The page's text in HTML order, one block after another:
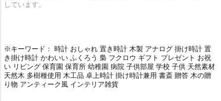
しています。
※キーワード： 時計 おしゃれ 置き時計 木製 アナログ 掛け時計 置
き掛け時計 かわいい ふくろう 梟 フクロウ ギフト プレゼント お祝
い リビング 保育園 保育所 幼稚園 病院 子供部屋 学校 子供 天然素材
天然木 多樹種使用 木工品 卓上時計 掛け時計兼用 書斎 贈答 木の贈
り物 アンティーク風 インテリア雑貨